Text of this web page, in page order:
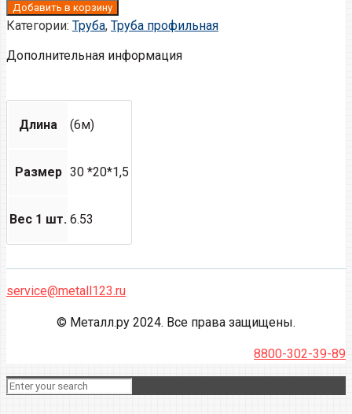
Добавить в корзину
Категории: Труба, Труба профильная
Дополнительная информация
Длина (6м)
Размер 30 *20*1,5
Вес 1 шт. 6.53
service@metall123.ru
© Металл.ру 2024. Все права защищены.
8800-302-39-89